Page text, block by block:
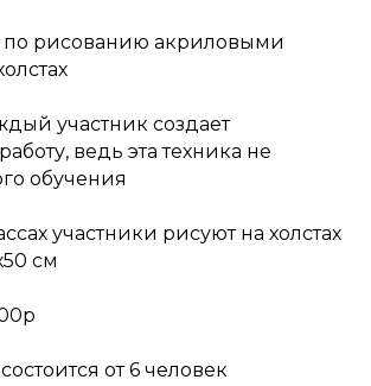
по рисованию акриловыми
участник создает
ведь эта техника не
обучения
участники рисуют на холстах
см
от 6 человек